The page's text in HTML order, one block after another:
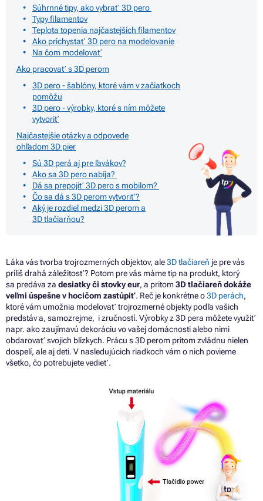
Súhrnné tipy, ako vybrať 3D pero
Typy filamentov
Teplota topenia najčastejších filamentov
Ako prichystať 3D pero na modelovanie
Na čom modelovať
Ako pracovať s 3D perom
3D pero - šablóny, ktoré vám v začiatkoch
pomôžu
3D pero - výrobky, ktoré s ním môžete
vytvoriť
Najčastejšie otázky a odpovede
ohľadom 3D pier
Sú 3D perá aj pre ľavákov?
Ako sa 3D pero nabíja?
Dá sa prepojiť 3D pero s mobilom?
Čo sa dá s 3D perom vytvoriť?
Aký je rozdiel medzi 3D perom a
3D tlačiarňou?
Láka vás tvorba trojrozmerných objektov, ale3D tlačiareň je pre vás
príliš drahá záležitosť? Potom pre vás máme tip na produkt, ktorý
sa predáva za desiatky či stovky eur, a pritom3D tlačiareň dokáže
veľmi úspešne v hocičom zastúpiť. Reč je konkrétne o3D perách,
ktoré vám umožnia modelovať trojrozmerné objekty podľa vašich
predstáv a, samozrejme, i zručností. Výrobky z 3D pera môžete využiť
napr. ako zaujímavú dekoráciu vo vašej domácnosti alebo nimi
obdarovať svojich blízkych. Prácu s 3D perom pritom zvládnu nielen
dospelí, ale aj deti. V nasledujúcich riadkoch vám o nich povieme
všetko, čo potrebujete vedieť.